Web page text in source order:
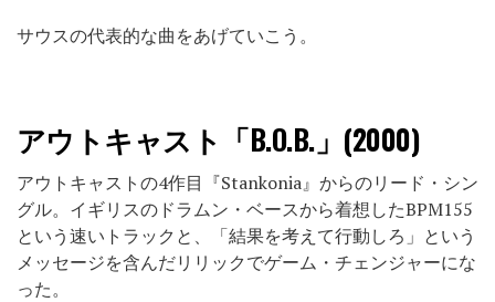
サウスの代表的な曲をあげていこう。
アウトキャスト「B.O.B.」(2000)
アウトキャストの4作目『Stankonia』からのリード・シン
グル。イギリスのドラムン・ベースから着想したBPM155
という速いトラックと、「結果を考えて行動しろ」という
メッセージを含んだリリックでゲーム・チェンジャーにな
った。